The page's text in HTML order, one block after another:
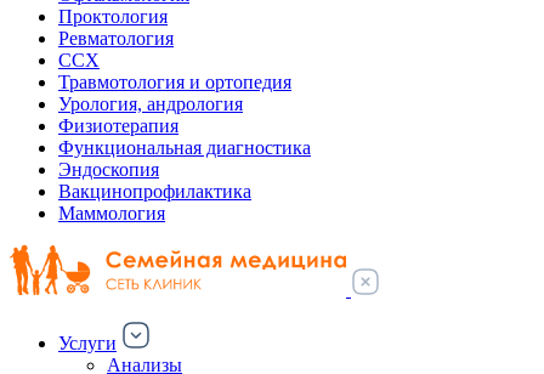
Проктология
Ревматология
ССХ
Травмотология и ортопедия
Урология, андрология
Физиотерапия
Функциональная диагностика
Эндоскопия
Вакцинопрофилактика
Маммология
Услуги
Анализы